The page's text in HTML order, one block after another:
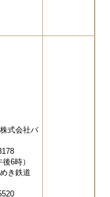
式会社バ
6時）
き鉄道